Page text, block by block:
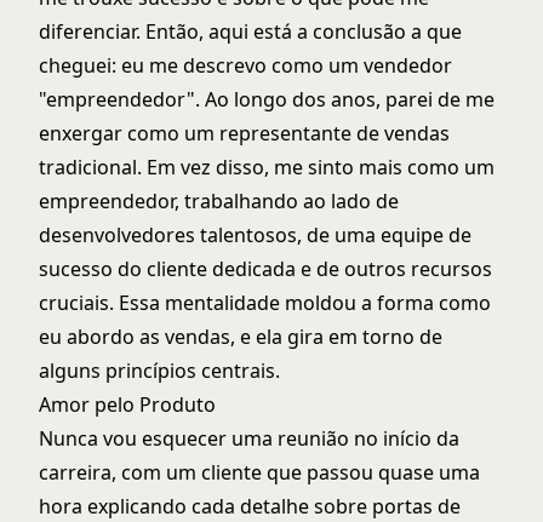
diferenciar. Então, aqui está a conclusão a que
cheguei: eu me descrevo como um vendedor
"empreendedor". Ao longo dos anos, parei de me
enxergar como um representante de vendas
tradicional. Em vez disso, me sinto mais como um
empreendedor, trabalhando ao lado de
desenvolvedores talentosos, de uma equipe de
sucesso do cliente dedicada e de outros recursos
cruciais. Essa mentalidade moldou a forma como
eu abordo as vendas, e ela gira em torno de
alguns princípios centrais.
Amor pelo Produto
Nunca vou esquecer uma reunião no início da
carreira, com um cliente que passou quase uma
hora explicando cada detalhe sobre portas de